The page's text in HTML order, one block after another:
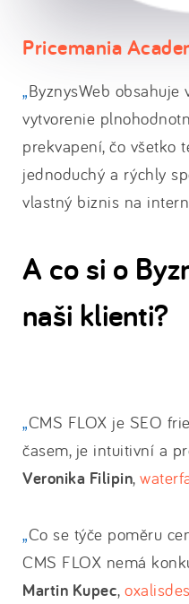
Pricemania
ByznysWeb
vytvorenie
prekvapení, čo všetko
jednoduchý a rýchly
vlastný biznis na
A co si o
naši klienti?
CMS FLOX je SEO
časem, je intuitivní a
Veronika Filipin,
Co se týče poměru
CMS FLOX nemá
Martin Kupec,